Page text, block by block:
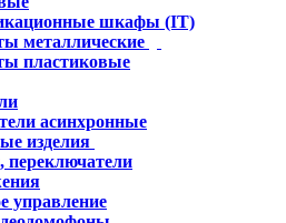
шкафы (IT)
металлические
пластиковые
асинхронные
изделия
управление